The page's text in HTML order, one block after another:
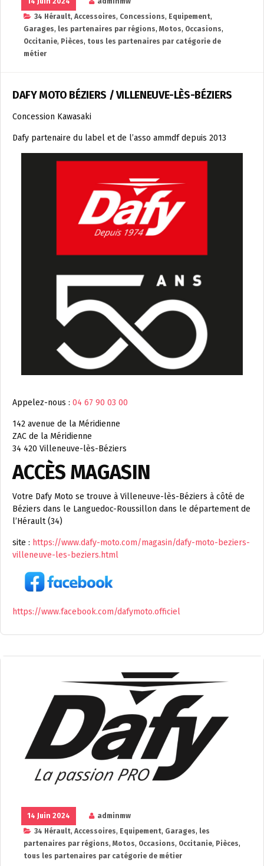
34 Hérault, Accessoires, Concessions, Equipement,
Garages, les partenaires par régions, Motos, Occasions,
Occitanie, Pièces, tous les partenaires par catégorie de
métier
DAFY MOTO BÉZIERS / VILLENEUVE-LÈS-BÉZIERS
Concession Kawasaki
Dafy partenaire du label et de l’asso ammdf depuis 2013
Appelez-nous : 04 67 90 03 00
142 avenue de la Méridienne
ZAC de la Méridienne
34 420 Villeneuve-lès-Béziers
ACCÈS MAGASIN
Votre Dafy Moto se trouve à Villeneuve-lès-Béziers à côté de
Béziers dans le Languedoc-Roussillon dans le département de
l’Hérault (34)
site : https://www.dafy-moto.com/magasin/dafy-moto-beziers-
villeneuve-les-beziers.html
https://www.facebook.com/dafymoto.officiel
14 Juin 2024
adminmw
34 Hérault, Accessoires, Equipement, Garages, les
partenaires par régions, Motos, Occasions, Occitanie, Pièces,
tous les partenaires par catégorie de métier